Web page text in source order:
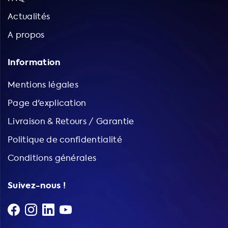
Actualités
A propos
Information
Mentions légales
Page d'explication
Livraison & Retours / Garantie
Politique de confidentialité
Conditions générales
Suivez-nous !